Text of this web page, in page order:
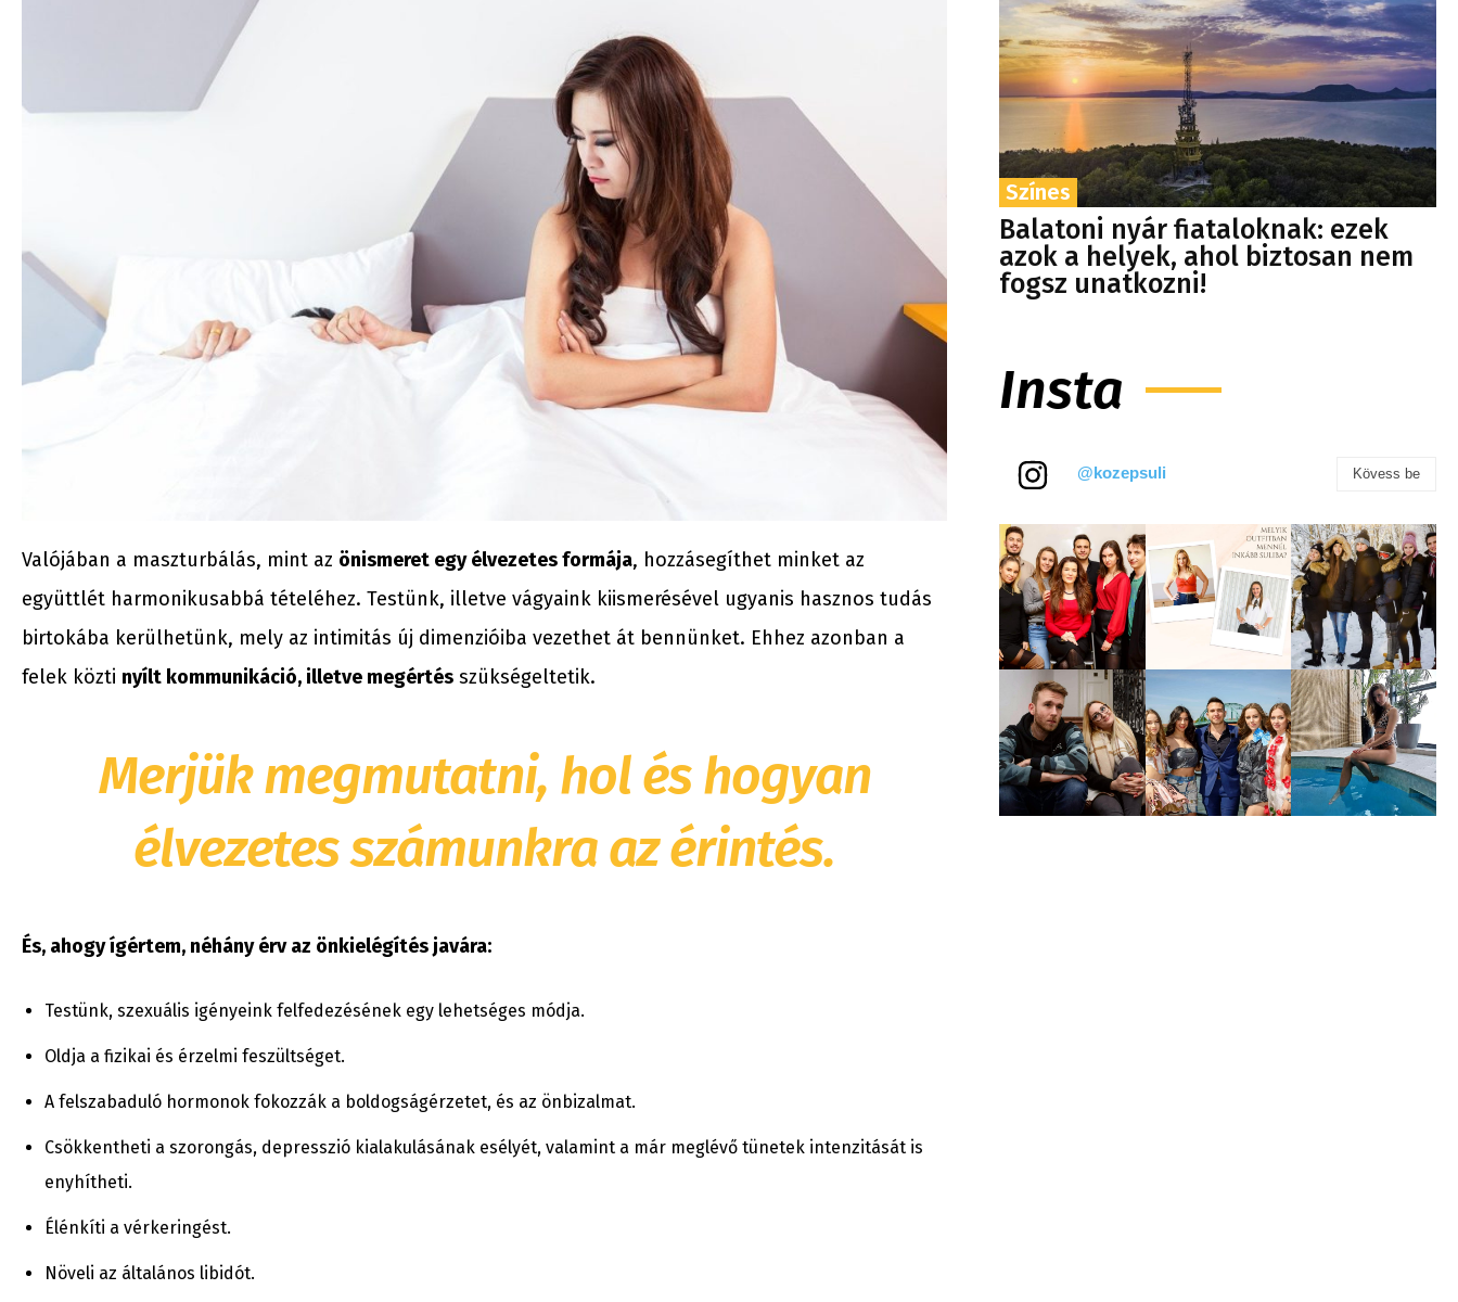
Valójában a maszturbálás, mint az önismeret egy élvezetes formája, hozzásegíthet minket az
együttlét harmonikusabbá tételéhez. Testünk, illetve vágyaink kiismerésével ugyanis hasznos tudás
birtokába kerülhetünk, mely az intimitás új dimenzióiba vezethet át bennünket. Ehhez azonban a
felek közti nyílt kommunikáció, illetve megértés szükségeltetik.
Merjük megmutatni, hol és hogyan
élvezetes számunkra az érintés.
És, ahogy ígértem, néhány érv az önkielégítés javára:
Testünk, szexuális igényeink felfedezésének egy lehetséges módja.
Oldja a fizikai és érzelmi feszültséget.
A felszabaduló hormonok fokozzák a boldogságérzetet, és az önbizalmat.
Csökkentheti a szorongás, depresszió kialakulásának esélyét, valamint a már meglévő tünetek intenzitását is
enyhítheti.
Élénkíti a vérkeringést.
Növeli az általános libidót.
Színes
Balatoni nyár fiataloknak: ezek
azok a helyek, ahol biztosan nem
fogsz unatkozni!
Insta
@kozepsuli Kövess be